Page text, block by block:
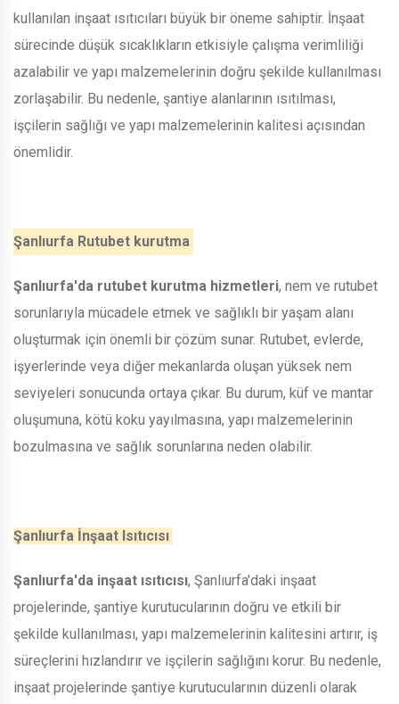
kullanılan inşaat ısıtıcıları büyük bir öneme sahiptir. İnşaat
sürecinde düşük sıcaklıkların etkisiyle çalışma verimliliği
azalabilir ve yapı malzemelerinin doğru şekilde kullanılması
zorlaşabilir. Bu nedenle, şantiye alanlarının ısıtılması,
işçilerin sağlığı ve yapı malzemelerinin kalitesi açısından
önemlidir.
Şanlıurfa Rutubet kurutma
Şanlıurfa'da rutubet kurutma hizmetleri, nem ve rutubet
sorunlarıyla mücadele etmek ve sağlıklı bir yaşam alanı
oluşturmak için önemli bir çözüm sunar. Rutubet, evlerde,
işyerlerinde veya diğer mekanlarda oluşan yüksek nem
seviyeleri sonucunda ortaya çıkar. Bu durum, küf ve mantar
oluşumuna, kötü koku yayılmasına, yapı malzemelerinin
bozulmasına ve sağlık sorunlarına neden olabilir.
Şanlıurfa İnşaat Isıtıcısı
Şanlıurfa'da inşaat ısıtıcısı, Şanlıurfa'daki inşaat
projelerinde, şantiye kurutucularının doğru ve etkili bir
şekilde kullanılması, yapı malzemelerinin kalitesini artırır, iş
süreçlerini hızlandırır ve işçilerin sağlığını korur. Bu nedenle,
inşaat projelerinde şantiye kurutucularının düzenli olarak